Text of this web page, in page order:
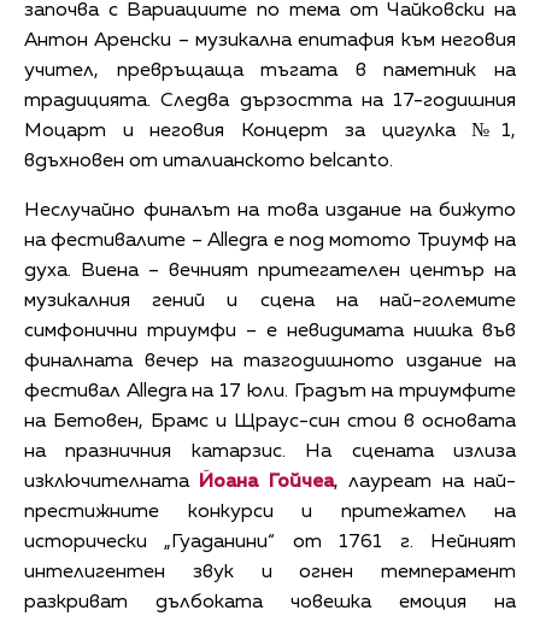
започва с Вариациите по тема от Чайковски на
Антон Аренски – музикална епитафия към неговия
учител, превръщаща тъгата в паметник на
традицията. Следва дързостта на 17-годишния
Моцарт и неговия Концерт за цигулка №1,
вдъхновен от италианското belcanto.
Неслучайно финалът на това издание на бижуто
на фестивалите – Allegra е под мотото Триумф на
духа. Виена – вечният притегателен център на
музикалния гений и сцена на най-големите
симфонични триумфи – е невидимата нишка във
финалната вечер на тазгодишното издание на
фестивал Allegra на 17 юли. Градът на триумфите
на Бетовен, Брамс и Щраус-син стои в основата
на празничния катарзис. На сцената излиза
изключителната
Йоана Гойчеа, лауреат на най-
престижните конкурси и притежател на
исторически „Гуаданини“ от 1761 г. Нейният
интелигентен звук и огнен темперамент
разкриват дълбоката човешка емоция на